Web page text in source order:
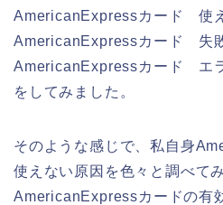
AmericanExpressカード 使
AmericanExpressカード 失
AmericanExpressカード エ
をしてみました。
そのような感じで、私自身
使えない原因を色々と調べてみ
AmericanExpressカードの有